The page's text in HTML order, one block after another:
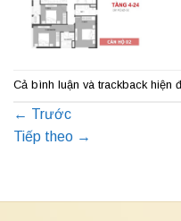
Cả bình luận và trackback hiện
← Trước
Tiếp theo →